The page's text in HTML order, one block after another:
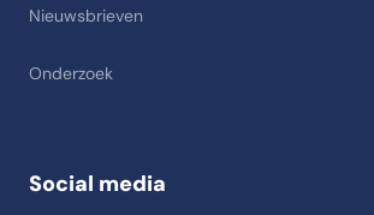
Nieuwsbrieven
Onderzoek
Social media